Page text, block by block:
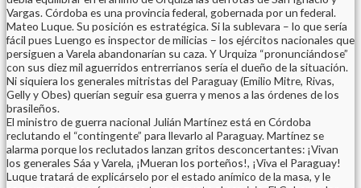
Vargas. Córdoba es una provincia federal, gobernada por un federal.
Mateo Luque. Su posición es estratégica. Si la sublevara – lo que sería
fácil pues Luengo es inspector de milicias – los ejércitos nacionales que
persiguen a Varela abandonarían su caza. Y Urquiza “pronunciándose”
con sus diez mil aguerridos entrerrianos sería el dueño de la situación.
Ni siquiera los generales mitristas del Paraguay (Emilio Mitre, Rivas,
Gelly y Obes) querían seguir esa guerra y menos a las órdenes de los
brasileños.
El ministro de guerra nacional Julián Martínez está en Córdoba
reclutando el “contingente” para llevarlo al Paraguay. Martínez se
alarma porque los reclutados lanzan gritos desconcertantes: ¡Vivan
los generales Sáa y Varela, ¡Mueran los porteños!, ¡Viva el Paraguay!
Luque tratará de explicárselo por el estado anímico de la masa, y le